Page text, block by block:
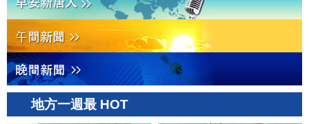
地方一週最 HOT